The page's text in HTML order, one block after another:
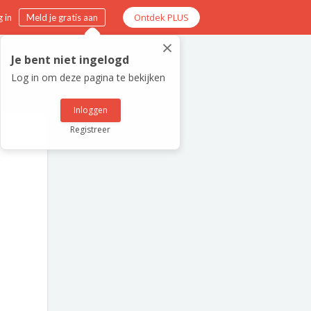
in Meld je gratis aan Ontdek PLUS
×
Je bent niet ingelogd
Log in om deze pagina te bekijken
Inloggen
Registreer